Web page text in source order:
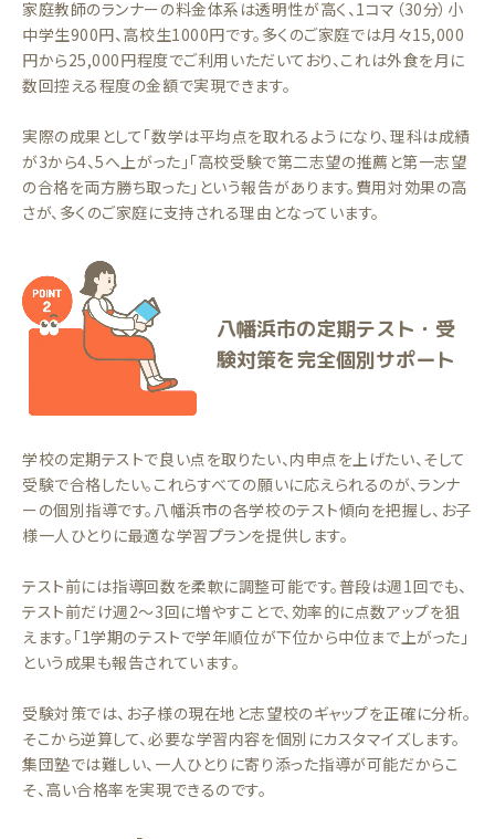
家庭教師のランナーの料金体系は透明性が高く、1コマ（30分）小
中学生900円、高校生1000円です。多くのご家庭では月々15,000
円から25,000円程度でご利用いただいており、これは外食を月に
数回控える程度の金額で実現できます。
実際の成果として「数学は平均点を取れるようになり、理科は成績
が3から4、5へ上がった」「高校受験で第二志望の推薦と第一志望
の合格を両方勝ち取った」という報告があります。費用対効果の高
さが、多くのご家庭に支持される理由となっています。
八幡浜市の定期テスト・受
験対策を完全個別サポート
学校の定期テストで良い点を取りたい、内申点を上げたい、そして
受験で合格したい。これらすべての願いに応えられるのが、ランナ
ーの個別指導です。八幡浜市の各学校のテスト傾向を把握し、お子
様一人ひとりに最適な学習プランを提供します。
テスト前には指導回数を柔軟に調整可能です。普段は週1回でも、
テスト前だけ週2〜3回に増やすことで、効率的に点数アップを狙
えます。「1学期のテストで学年順位が下位から中位まで上がった」
という成果も報告されています。
受験対策では、お子様の現在地と志望校のギャップを正確に分析。
そこから逆算して、必要な学習内容を個別にカスタマイズします。
集団塾では難しい、一人ひとりに寄り添った指導が可能だからこ
そ、高い合格率を実現できるのです。